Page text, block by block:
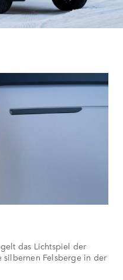
das Lichtspiel der
silbernen Felsberge in der